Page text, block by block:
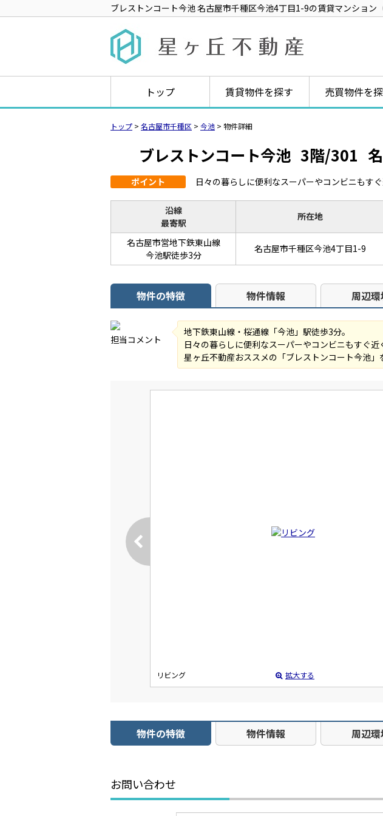
ブレストンコート今池 名古屋市千種区今池4丁目1-9の賃貸マンショ
トップ 賃貸物件を探す 売買物件を
トップ > 名古屋市千種区 > 今池 > 物件詳細
ブレストンコート今池 3階/301
ポイント 日々の暮らしに便利なスーパーやコンビニもす
沿線
最寄駅
所在地
名古屋市営地下鉄東山線
今池駅徒歩3分
名古屋市千種区今池4丁目1-9
物件の特徴 物件情報 周辺
担当コメント
地下鉄東山線・桜通線「今池」駅徒歩3分。
日々の暮らしに便利なスーパーやコンビニもすぐ
星ヶ丘不動産おススメの「ブレストンコート今池」
リビング 拡大する
物件の特徴 物件情報 周辺
お問い合わせ